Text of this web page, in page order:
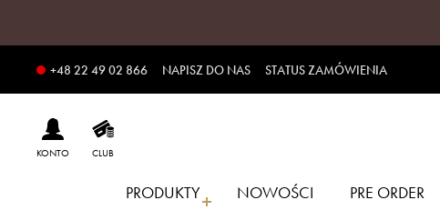
+48 22 49 02 866 NAPISZ DO NAS STATUS ZAMÓWIENIA
KONTO CLUB
PRODUKTY NOWOŚCI PRE ORDER